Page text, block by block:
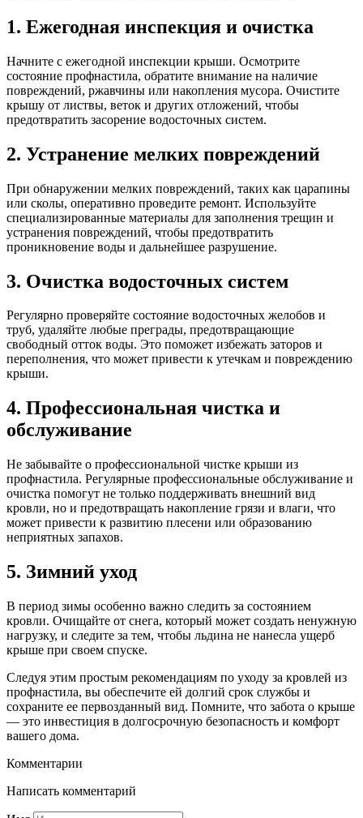
1. Ежегодная инспекция и очистка
Начните с ежегодной инспекции крыши. Осмотрите
состояние профнастила, обратите внимание на наличие
повреждений, ржавчины или накопления мусора. Очистите
крышу от листвы, веток и других отложений, чтобы
предотвратить засорение водосточных систем.
2. Устранение мелких повреждений
При обнаружении мелких повреждений, таких как царапины
или сколы, оперативно проведите ремонт. Используйте
специализированные материалы для заполнения трещин и
устранения повреждений, чтобы предотвратить
проникновение воды и дальнейшее разрушение.
3. Очистка водосточных систем
Регулярно проверяйте состояние водосточных желобов и
труб, удаляйте любые преграды, предотвращающие
свободный отток воды. Это поможет избежать заторов и
переполнения, что может привести к утечкам и повреждению
крыши.
4. Профессиональная чистка и
обслуживание
Не забывайте о профессиональной чистке крыши из
профнастила. Регулярные профессиональные обслуживание и
очистка помогут не только поддерживать внешний вид
кровли, но и предотвращать накопление грязи и влаги, что
может привести к развитию плесени или образованию
неприятных запахов.
5. Зимний уход
В период зимы особенно важно следить за состоянием
кровли. Очищайте от снега, который может создать ненужную
нагрузку, и следите за тем, чтобы льдина не нанесла ущерб
крыше при своем спуске.
Следуя этим простым рекомендациям по уходу за кровлей из
профнастила, вы обеспечите ей долгий срок службы и
сохраните ее первозданный вид. Помните, что забота о крыше
— это инвестиция в долгосрочную безопасность и комфорт
вашего дома.
Комментарии
Написать комментарий